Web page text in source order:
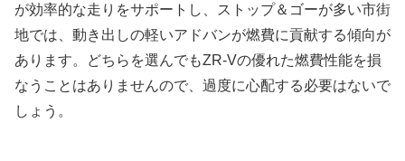
が効率的な走りをサポートし、ストップ＆ゴーが多い市街
地では、動き出しの軽いアドバンが燃費に貢献する傾向が
あります。どちらを選んでもZR-Vの優れた燃費性能を損
なうことはありませんので、過度に心配する必要はないで
しょう。